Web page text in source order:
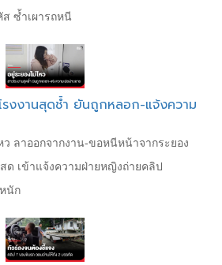
ซ้ำเผารถหนี
รงงานสุดช้ำ ยันถูกหลอก-แจ้งความ
ว ลาออกจากงาน-ขอหนีหน้าจากระยอง
ด เข้าแจ้งความฝ่ายหญิงถ่ายคลิป
นัก